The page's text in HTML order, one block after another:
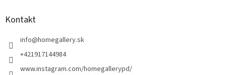
Kontakt
info@homegallery.sk
+421917144984
www.instagram.com/homegallerypd/